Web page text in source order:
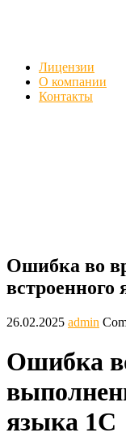
Лицензии
О компании
Контакты
Ошибка во
встроенного
26.02.2025 admin
Ошибка
языка 1С